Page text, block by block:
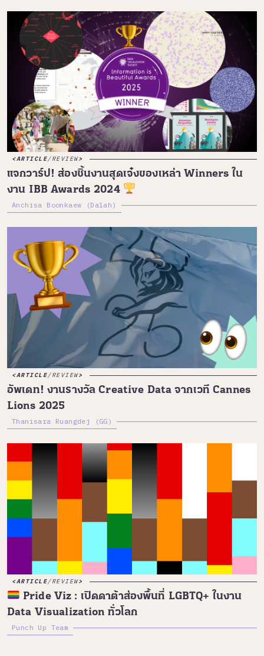
ARTICLE/REVIEW
แจกวาร์ป! ส่องชิ้นงานสุดเจ๋งของเหล่า Winners ใน
งาน IBB Awards 2024
Anchisa Boonkaew (Dalah)
ARTICLE/REVIEW
อัพเดท! งานรางวัล Creative Data จากเวที Cannes
Lions 2025
Thanisara Ruangdej (GG)
ARTICLE/REVIEW
Pride Viz : เปิดดาต้าส่องพื้นที่ LGBTQ+ ในงาน
Data Visualization ทั่วโลก
Punch Up Team